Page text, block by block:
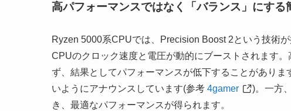
高パフォーマンスではなく「バランス」にする
Ryzen 5000系CPUでは、Precision Boost 2という技術
CPUのクロック速度と電圧が動的にブーストされます
ず、結果としてパフォーマンスが低下することがあり
いようにアナウンスしています(参考 4gamer
)。一方
き、最適なパフォーマンスが得られます。